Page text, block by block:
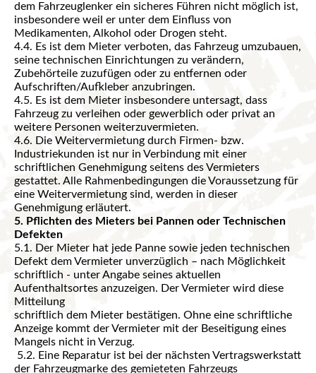
dem Fahrzeuglenker ein sicheres Führen nicht möglich ist,
insbesondere weil er unter dem Einfluss von
Medikamenten, Alkohol oder Drogen steht.
4.4. Es ist dem Mieter verboten, das Fahrzeug umzubauen,
seine technischen Einrichtungen zu verändern,
Zubehörteile zuzufügen oder zu entfernen oder
Aufschriften/Aufkleber anzubringen.
4.5. Es ist dem Mieter insbesondere untersagt, dass
Fahrzeug zu verleihen oder gewerblich oder privat an
weitere Personen weiterzuvermieten.
4.6. Die Weitervermietung durch Firmen- bzw.
Industriekunden ist nur in Verbindung mit einer
schriftlichen Genehmigung seitens des Vermieters
gestattet. Alle Rahmenbedingungen die Voraussetzung für
eine Weitervermietung sind, werden in dieser
Genehmigung erläutert.
5. Pflichten des Mieters bei Pannen oder Technischen
Defekten
5.1. Der Mieter hat jede Panne sowie jeden technischen
Defekt dem Vermieter unverzüglich – nach Möglichkeit
schriftlich - unter Angabe seines aktuellen
Aufenthaltsortes anzuzeigen. Der Vermieter wird diese
Mitteilung
schriftlich dem Mieter bestätigen. Ohne eine schriftliche
Anzeige kommt der Vermieter mit der Beseitigung eines
Mangels nicht in Verzug.
5.2. Eine Reparatur ist bei der nächsten Vertragswerkstatt
der Fahrzeugmarke des gemieteten Fahrzeugs